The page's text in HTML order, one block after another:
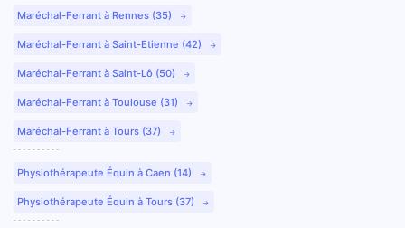
Maréchal-Ferrant à Rennes (35)
Maréchal-Ferrant à Saint-Etienne (42)
Maréchal-Ferrant à Saint-Lô (50)
Maréchal-Ferrant à Toulouse (31)
Maréchal-Ferrant à Tours (37)
Physiothérapeute Équin à Caen (14)
Physiothérapeute Équin à Tours (37)